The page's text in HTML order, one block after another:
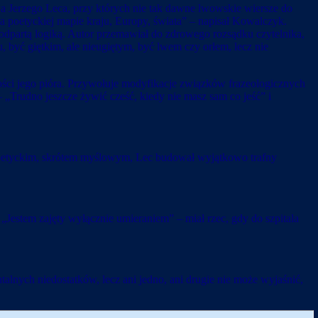
Jerzego Leca, przy których nie tak dawne lwowskie wiersze do
poetyckiej mapie kraju, Europy, świata” – napisał Kowalczyk.
logiką. Autor przemawiał do zdrowego rozsądku czytelnika,
być giętkim, ale nieugiętym, być lwem czy orłem, lecz nie
jego pióra. Przywołuje modyfikacje związków frazeologicznych
jeszcze żywić cześć, kiedy nie masz sam co jeść” i
skrótem myślowym, Lec budował wyjątkowo trafny
zajęty wyłącznie umieraniem” – miał rzec, gdy do szpitala
niedostatków, lecz ani jedno, ani drugie nie może wyjaśnić,